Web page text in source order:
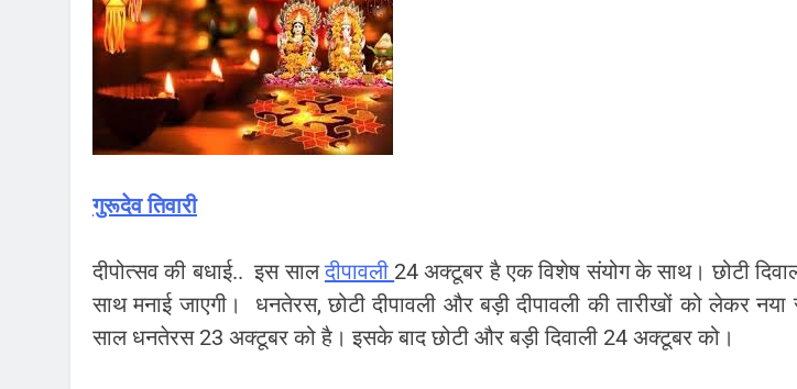
August 6, 2026
6 अगस्त 2026 : सोने-चांदी की कीमतों में जबरदस्त तेजी, जानिए
August 6, 2026
भारतीय शेयर बाजार में सकारात्मक शुरुआत, सेंसेक्स-निफ्टी हरे
गुरूदेव तिवारी
दीपोत्सव की बधाई.. इस सालदीपावली 24 अक्टूबर है एक विशेष संयोग के साथ। छोटी
साथ मनाई जाएगी। धनतेरस, छोटी दीपावली और बड़ी दीपावली की तारीखों को लेकर
साल धनतेरस 23 अक्टूबर को है। इसके बाद छोटी और बड़ी दिवाली 24 अक्टूबर को।